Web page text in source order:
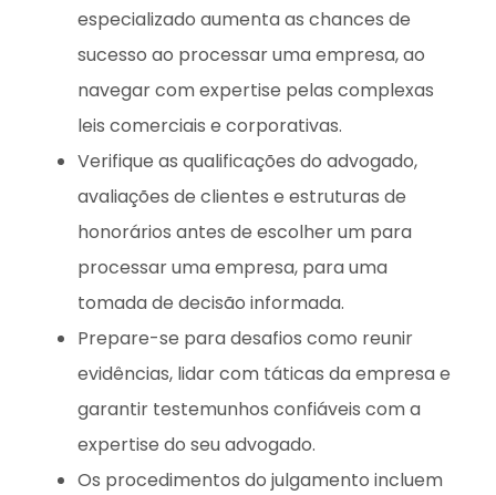
especializado aumenta as chances de
sucesso ao processar uma empresa, ao
navegar com expertise pelas complexas
leis comerciais e corporativas.
Verifique as qualificações do advogado,
avaliações de clientes e estruturas de
honorários antes de escolher um para
processar uma empresa, para uma
tomada de decisão informada.
Prepare-se para desafios como reunir
evidências, lidar com táticas da empresa e
garantir testemunhos confiáveis com a
expertise do seu advogado.
Os procedimentos do julgamento incluem